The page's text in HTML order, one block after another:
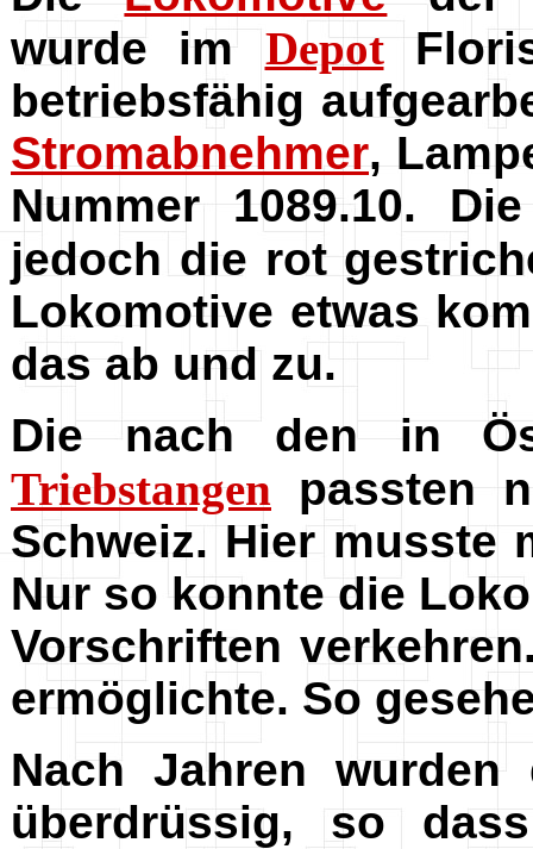
wurde im Depot
betriebsfähig
Stromabnehmer,
Nummer 1089.10.
jedoch die rot
Lokomotive etwas
das ab und zu.
Die nach den in
Triebstangen passten
Schweiz. Hier musste
Nur so konnte die
Vorschriften
ermöglichte. So
Nach Jahren
überdrüssig, so